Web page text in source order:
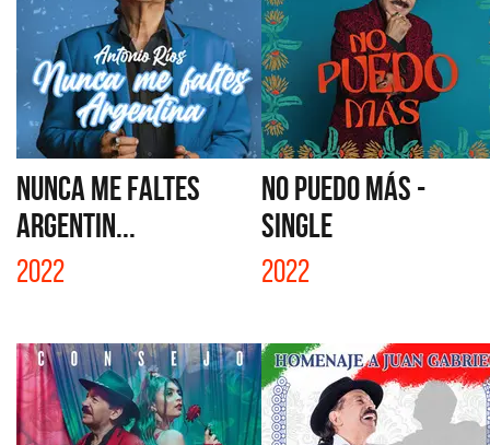
NUNCA ME FALTES
ARGENTIN...
2022
NO PUEDO MÁS -
SINGLE
2022